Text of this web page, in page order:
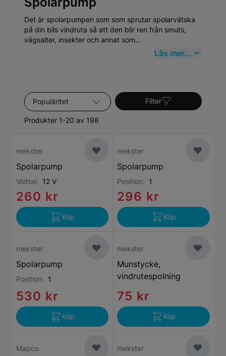
Det är spolarpumpen som som sprutar spolarvätska
på din bils vindruta så att den blir ren från smuts,
vägsalter, insekter och annat som
inte kan få bukt med
Här på mekster.se hittar du ett stort utbud av
spolarpumpar till de allra flesta bilmodeller.
Läs mer...
Sortera efter
Produkter 1-20 av 198
Filter
mekster
Spolarpump
Volttal: 12 V
260 kr
Köp
mekster
Spolarpump
Position: 1
296 kr
Köp
mekster
Spolarpump
Position: 1
530 kr
Köp
mekster
Munstycke,
vindrutespolning
75 kr
Köp
Mapco mekster